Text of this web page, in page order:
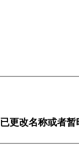
更改名称或者暂